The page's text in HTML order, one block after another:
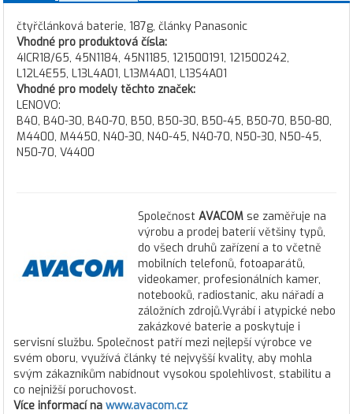
čtyřčlánková baterie, 187g, články Panasonic
Vhodné pro produktová čísla:
4ICR18/65, 45N1184, 45N1185, 121500191, 121500242,
L12L4E55, L13L4A01, L13M4A01, L13S4A01
Vhodné pro modely těchto značek:
LENOVO:
B40, B40-30, B40-70, B50, B50-30, B50-45, B50-70, B50-80,
M4400, M4450, N40-30, N40-45, N40-70, N50-30, N50-45,
N50-70, V4400
Společnost AVACOM se zaměřuje na
výrobu a prodej baterií většiny typů,
do všech druhů zařízení a to včetně
mobilních telefonů, fotoaparátů,
videokamer, profesionálních kamer,
notebooků, radiostanic, aku nářadí a
záložních zdrojů.Vyrábí i atypické nebo
zakázkové baterie a poskytuje i
servisní službu. Společnost patří mezi nejlepší výrobce ve
svém oboru, využívá články té nejvyšší kvality, aby mohla
svým zákazníkům nabídnout vysokou spolehlivost, stabilitu a
co nejnižší poruchovost.
Více informací na www.avacom.cz